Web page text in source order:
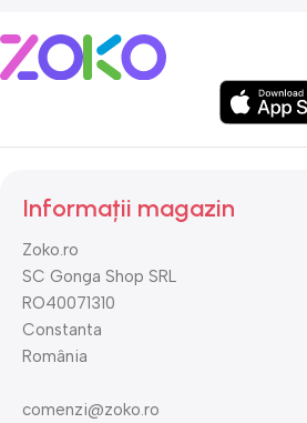
Informații magazin
Zoko.ro
SC Gonga Shop SRL
RO40071310
Constanta
România
comenzi@zoko.ro